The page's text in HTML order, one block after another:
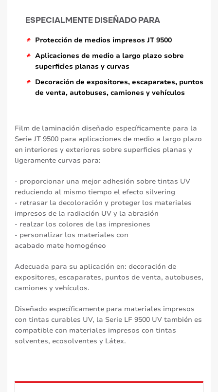
ESPECIALMENTE DISEÑADO PARA
* Protección de medios impresos JT 9500
* Aplicaciones de medio a largo plazo sobre
superficies planas y curvas
*
Decoración de expositores, escaparates, puntos
de venta, autobuses, camiones y vehículos
Film de laminación diseñado específicamente para la
Serie JT 9500 para aplicaciones de medio a largo plazo
en interiores y exteriores sobre superficies planas y
ligeramente curvas para:
- proporcionar una mejor adhesión sobre tintas UV
reduciendo al mismo tiempo el efecto silvering
- retrasar la decoloración y proteger los materiales
impresos de la radiación UV y la abrasión
- realzar los colores de las impresiones
- personalizar los materiales con
acabado mate homogéneo
Adecuada para su aplicación en: decoración de
expositores, escaparates, puntos de venta, autobuses,
camiones y vehículos.
Diseñado específicamente para materiales impresos
con tintas curables UV, la Serie LF 9500 UV también es
compatible con materiales impresos con tintas
solventes, ecosolventes y Látex.